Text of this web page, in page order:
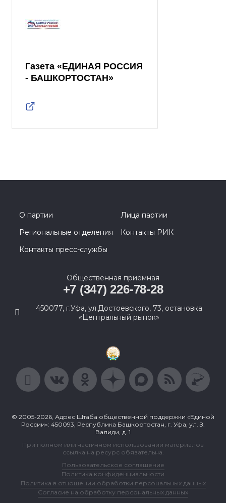
Газета «ЕДИНАЯ РОССИЯ
- БАШКОРТОСТАН»
О партии
Лица партии
Региональные отделения
Контакты РИК
Контакты пресс-службы
Общественная приемная
+7 (347) 226-78-28
450077, г.Уфа, ул.Достоевского, 73, остановка
«Центральный рынок»
© 2005-2026, Адрес Штаба общественной поддержки «Единой
России»: 450093, Республика Башкортостан, г. Уфа, ул. З.
Валиди, д. 1
При полном или частичном использовании материалов
ссылка на ресурс обязательна.
Пользовательское соглашение
Политика конфиденциальности
Политика в отношении обработки персональных данных
Согласие на обработку персональных данных